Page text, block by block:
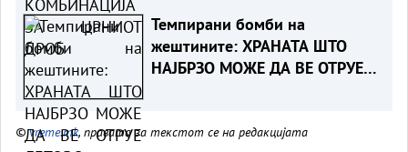
Темпирани бомби на
жештините: ХРАНАТА ШТО
НАЈБРЗО МОЖЕ ДА ВЕ ОТРУЕ
©vreme.mk, правата за текстот се на редакцијата